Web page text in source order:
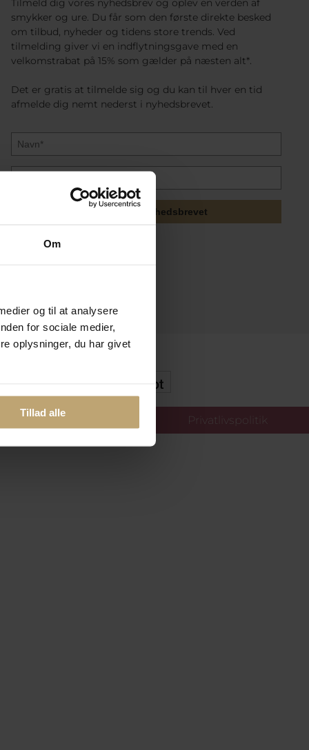
Om
og til at analysere
for sociale medier,
oplysninger, du har givet
Tillad alle
Tilmeld dig vores nyhedsbrev og oplev en verden af
smykker og ure. Du får som den første direkte besked
om tilbud, nyheder og tidens store trends. Ved
tilmelding giver vi en indflytningsgave med en
velkomstrabat på 15% som gælder på næsten alt*.
Det er gratis at tilmelde sig og du kan til hver en tid
afmelde dig nemt nederst i nyhedsbrevet.
Tilmeld mig nyhedsbrevet
Og Tryg E-Handel
Privatlivspolitik